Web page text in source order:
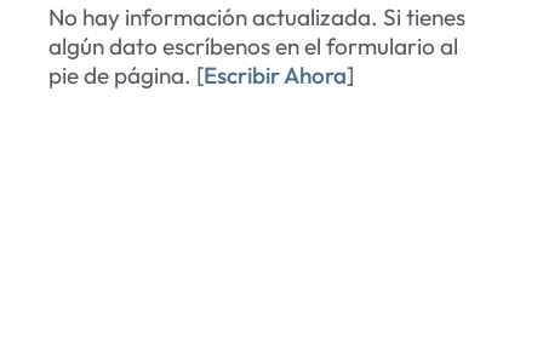
No hay información actualizada. Si tienes
algún dato escríbenos en el formulario al
pie de página. [Escribir Ahora]